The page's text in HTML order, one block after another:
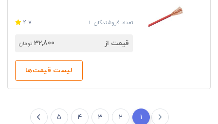
تعداد فروشندگان :1 4.7
قیمت از 32,800 تومان
لیست قیمت‌ها
1
2
3
4
5